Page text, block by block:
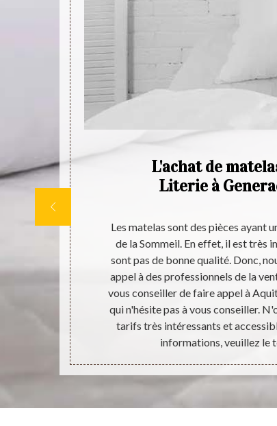
lit
à
L'achat de
Literie à
Les matelas sont des pièces ayant
de la Sommeil. En effet, il est très
sont pas de bonne qualité. Donc,
appel à des professionnels de la
vous conseiller de faire appel à
qui n'hésite pas à vous conseiller.
tarifs très intéressants et
informations, veuillez le